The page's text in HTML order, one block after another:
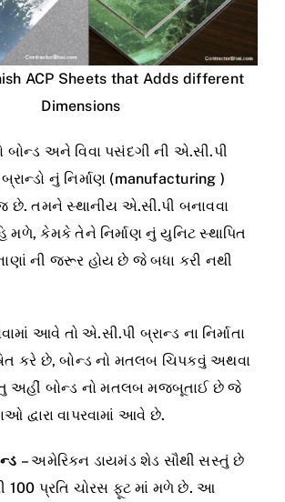
ACP Sheets that Adds different
Dimensions
બોન્ડ અને વિવા પસંદગી ની એ.સી.પી
નું નિર્માણ (manufacturing )
છે. તમને સ્થાનીય એ.સી.પી બનાવવા
મળે, કેમકે તેને નિર્માણ નું યુનિટ સ્થાપિત
નાણાં ની જરૂર હોય છે જે બધા કરી નથી
આવે તો એ.સી.પી બ્રાન્ડ ના નિર્માતા
કરે છે, બોન્ડ નો મતલબ ચિપકવું અથવા
અહીં બોન્ડ નો મતલબ મજબૂતાઈ છે જે
દ્વારા વાપરવામાં આવે છે.
– અમેરિકન ડાયમંડ શેડ સૌથી સસ્તું છે
100 પ્રતિ ચોરસ ફૂટ માં મળે છે. આ